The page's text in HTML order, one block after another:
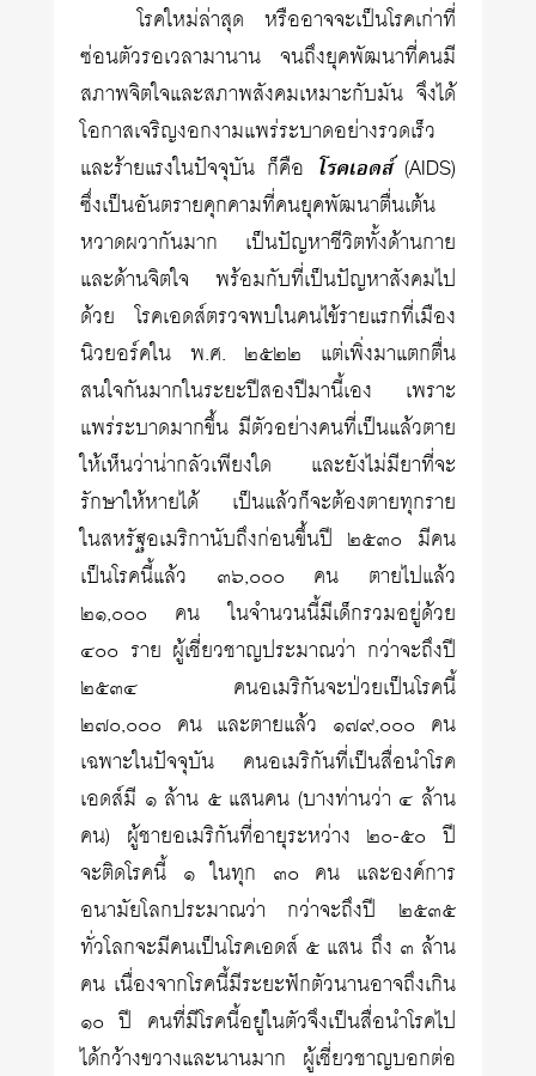
โรคใหม่ล่าสุด หรืออาจจะเป็นโรคเก่าที่
ซ่อนตัวรอเวลามานาน จนถึงยุคพัฒนาที่คนมี
สภาพจิตใจและสภาพสังคมเหมาะกับมัน จึงได้
โอกาสเจริญงอกงามแพร่ระบาดอย่างรวดเร็ว
และร้ายแรงในปัจจุบัน ก็คือ โรคเอดส์(AIDS)
ซึ่งเป็นอันตรายคุกคามที่คนยุคพัฒนาตื่นเต้น
หวาดผวากันมาก เป็นปัญหาชีวิตทั้งด้านกาย
และด้านจิตใจ พร้อมกับที่เป็นปัญหาสังคมไป
ด้วย โรคเอดส์ตรวจพบในคนไข้รายแรกที่เมือง
นิวยอร์คใน พ.ศ. ๒๕๒๒ แต่เพิ่งมาแตกตื่น
สนใจกันมากในระยะปีสองปีมานี้เอง เพราะ
แพร่ระบาดมากขึ้น มีตัวอย่างคนที่เป็นแล้วตาย
ให้เห็นว่าน่ากลัวเพียงใด และยังไม่มียาที่จะ
รักษาให้หายได้ เป็นแล้วก็จะต้องตายทุกราย
ในสหรัฐอเมริกานับถึงก่อนขึ้นปี ๒๕๓๐ มีคน
เป็นโรคนี้แล้ว ๓๖,๐๐๐ คน ตายไปแล้ว
๒๑,๐๐๐ คน ในจำนวนนี้มีเด็กรวมอยู่ด้วย
๔๐๐ ราย ผู้เชี่ยวชาญประมาณว่า กว่าจะถึงปี
๒๕๓๔ คนอเมริกันจะป่วยเป็นโรคนี้
๒๗๐,๐๐๐ คน และตายแล้ว ๑๗๙,๐๐๐ คน
เฉพาะในปัจจุบัน คนอเมริกันที่เป็นสื่อนำโรค
เอดส์มี ๑ ล้าน ๕ แสนคน (บางท่านว่า ๔ ล้าน
คน) ผู้ชายอเมริกันที่อายุระหว่าง ๒๐-๕๐ ปี
จะติดโรคนี้ ๑ ในทุก ๓๐ คน และองค์การ
อนามัยโลกประมาณว่า กว่าจะถึงปี ๒๕๓๕
ทั่วโลกจะมีคนเป็นโรคเอดส์ ๕ แสน ถึง ๓ ล้าน
คน เนื่องจากโรคนี้มีระยะฟักตัวนานอาจถึงเกิน
๑๐ ปี คนที่มีโรคนี้อยู่ในตัวจึงเป็นสื่อนำโรคไป
ได้กว้างขวางและนานมาก ผู้เชี่ยวชาญบอกต่อ